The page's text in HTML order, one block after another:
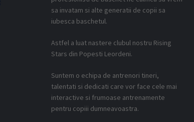
sa invatam si alte generatii de copii sa
iubesca baschetul.
Astfel a luat nastere clubul nostru Rising
Stars din Popesti Leordeni.
Suntem o echipa de antrenori tineri,
talentati si dedicati care vor face cele mai
interactive si frumoase antrenamente
pentru copiii dumneavoastra.